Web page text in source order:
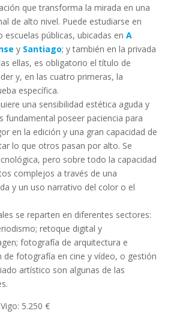
que transforma la mirada en una
de alto nivel. Puede estudiarse en
escuelas públicas, ubicadas enA
y Santiago; y también en la privada
ellas, es obligatorio el título de
y, en las cuatro primeras, la
específica.
una sensibilidad estética aguda y
fundamental poseer paciencia para
en la edición y una gran capacidad de
lo que otros pasan por alto. Se
pero sobre todo la capacidad
complejos a través de una
y un uso narrativo del color o el
se reparten en diferentes sectores:
retoque digital y
fotografía de arquitectura e
de fotografía en cine y vídeo, o gestión
artístico son algunas de las
5.250 €